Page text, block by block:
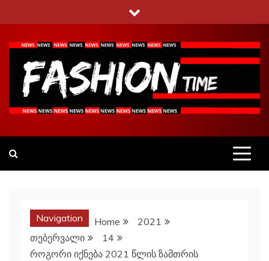
to
content
Navigation Home
2021
თებერვალი
14
როგორი იქნება 2021 წლის ზამთრის